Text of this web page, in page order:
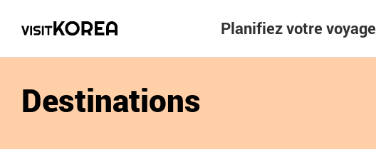
Planifiez votre voyage
Destinations